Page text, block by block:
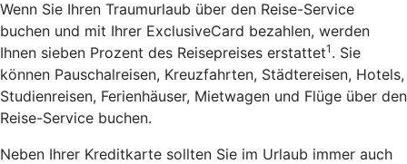
Wenn Sie Ihren Traumurlaub über den Reise-Service
buchen und mit Ihrer ExclusiveCard bezahlen, werden
Ihnen sieben Prozent des Reisepreises erstattet1 . Sie
können Pauschalreisen, Kreuzfahrten, Städtereisen, Hotels,
Studienreisen, Ferienhäuser, Mietwagen und Flüge über den
Reise-Service buchen.
Neben Ihrer Kreditkarte sollten Sie im Urlaub immer auch